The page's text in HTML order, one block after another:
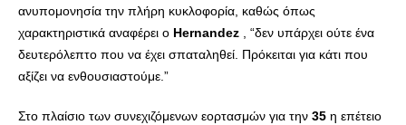
ανυπομονησία την πλήρη κυκλοφορία, καθώς όπως
χαρακτηριστικά αναφέρει ο Hernandez , “δεν υπάρχει ούτε ένα
δευτερόλεπτο που να έχει σπαταληθεί. Πρόκειται για κάτι που
αξίζει να ενθουσιαστούμε.”
Στο πλαίσιο των συνεχιζόμενων εορτασμών για την 35 η επέτειο